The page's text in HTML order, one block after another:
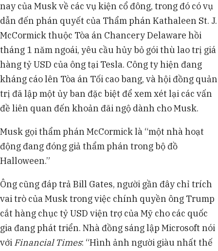
nay của Musk về các vụ kiện cổ đông, trong đó có vụ
dẫn đến phán quyết của Thẩm phán Kathaleen St. J.
McCormick thuộc Tòa án Chancery Delaware hồi
tháng 1 năm ngoái, yêu cầu hủy bỏ gói thù lao trị giá
hàng tỷ USD của ông tại Tesla. Công ty hiện đang
kháng cáo lên Tòa án Tối cao bang, và hội đồng quản
trị đã lập một ủy ban đặc biệt để xem xét lại các vấn
đề liên quan đến khoản đãi ngộ dành cho Musk.
Musk gọi thẩm phán McCormick là “một nhà hoạt
động đang đóng giả thẩm phán trong bộ đồ
Halloween.”
Ông cũng đáp trả Bill Gates, người gần đây chỉ trích
vai trò của Musk trong việc chính quyền ông Trump
cắt hàng chục tỷ USD viện trợ của Mỹ cho các quốc
gia đang phát triển. Nhà đồng sáng lập Microsoft nói
với Financial Times: “Hình ảnh người giàu nhất thế